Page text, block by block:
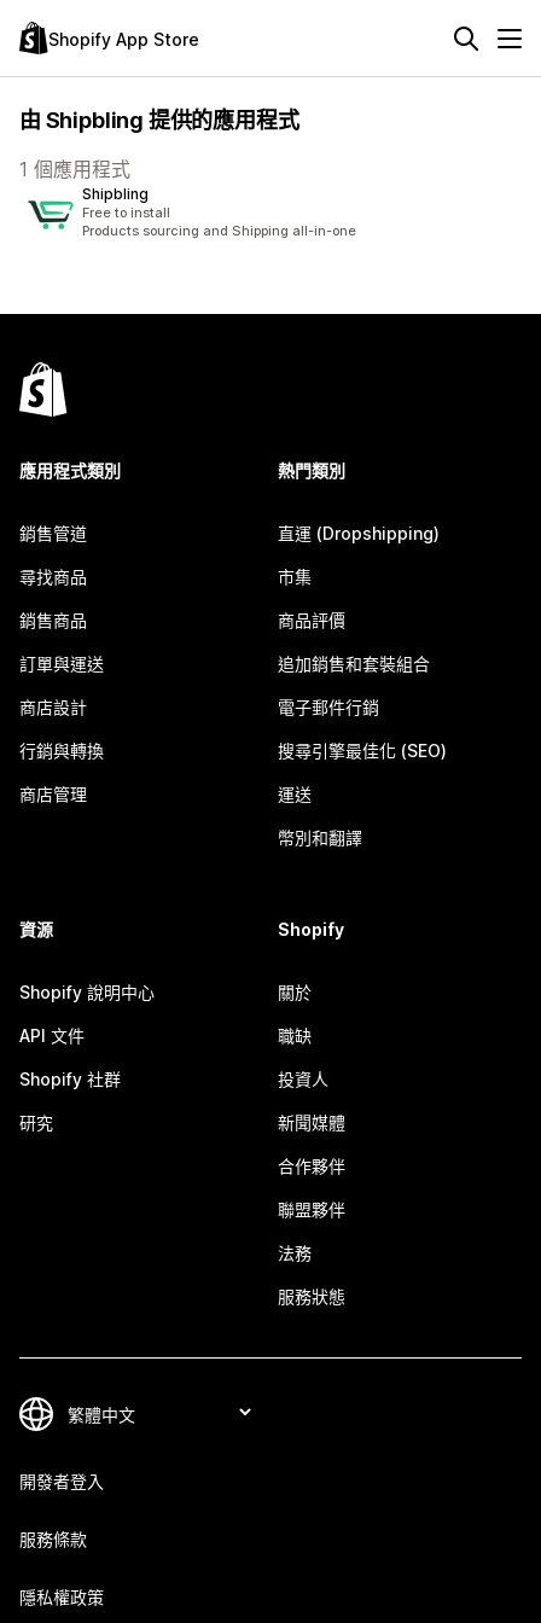
Shopify App Store
由 Shipbling 提供的應用程式
1 個應用程式
Shipbling
Free to install
Products sourcing and Shipping all-in-one
應用程式類別
銷售管道
尋找商品
銷售商品
訂單與運送
商店設計
行銷與轉換
商店管理
熱門類別
直運 (Dropshipping)
市集
商品評價
追加銷售和套裝組合
電子郵件行銷
搜尋引擎最佳化 (SEO)
運送
幣別和翻譯
資源
Shopify 說明中心
API 文件
Shopify 社群
研究
Shopify
關於
職缺
投資人
新聞媒體
合作夥伴
聯盟夥伴
法務
服務狀態
開發者登入
服務條款
隱私權政策